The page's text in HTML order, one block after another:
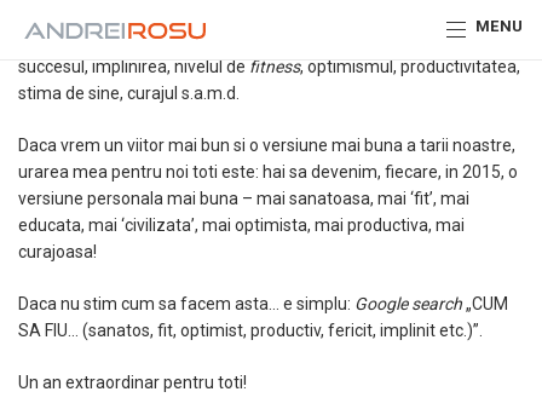
MENU
fericirea ta + fericirea lor. La fel si sanatatea, educatia, valorile,
succesul, implinirea, nivelul de fitness, optimismul, productivitatea,
stima de sine, curajul s.a.m.d.
Daca vrem un viitor mai bun si o versiune mai buna a tarii noastre,
urarea mea pentru noi toti este: hai sa devenim, fiecare, in 2015, o
versiune personala mai buna – mai sanatoasa, mai ‘fit’, mai
educata, mai ‘civilizata’, mai optimista, mai productiva, mai
curajoasa!
Daca nu stim cum sa facem asta… e simplu: Google search„CUM
SA FIU… (sanatos, fit, optimist, productiv, fericit, implinit etc.)”.
Un an extraordinar pentru toti!